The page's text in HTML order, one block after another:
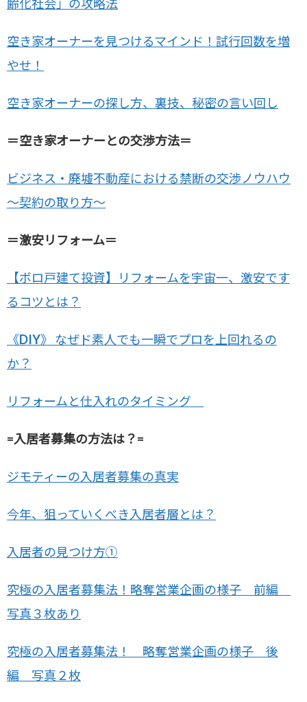
齢化社会」の攻略法
空き家オーナーを見つけるマインド！試行回数を増
やせ！
空き家オーナーの探し方、裏技、秘密の言い回し
＝空き家オーナーとの交渉方法＝
ビジネス・廃墟不動産における禁断の交渉ノウハウ
～契約の取り方～
＝激安リフォーム＝
【ボロ戸建て投資】リフォームを宇宙一、激安です
るコツとは？
《DIY》 なぜド素人でも一瞬でプロを上回れるの
か？
リフォームと仕入れのタイミング
=入居者募集の方法は？=
ジモティーの入居者募集の真実
今年、狙っていくべき入居者層とは？
入居者の見つけ方①
究極の入居者募集法！略奪営業企画の様子 前編
写真３枚あり
究極の入居者募集法！ 略奪営業企画の様子 後
編 写真２枚